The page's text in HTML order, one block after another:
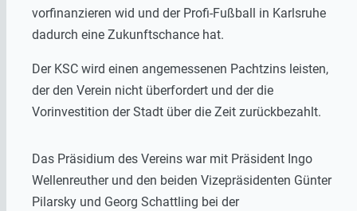
vorfinanzieren wid und der Profi-Fußball in Karlsruhe
dadurch eine Zukunftschance hat.
Der KSC wird einen angemessenen Pachtzins leisten,
der den Verein nicht überfordert und der die
Vorinvestition der Stadt über die Zeit zurückbezahlt.
Das Präsidium des Vereins war mit Präsident Ingo
Wellenreuther und den beiden Vizepräsidenten Günter
Pilarsky und Georg Schattling bei der